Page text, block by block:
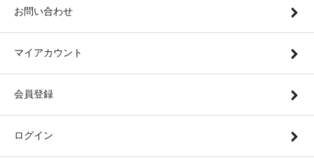
お問い合わせ
マイアカウント
会員登録
ログイン